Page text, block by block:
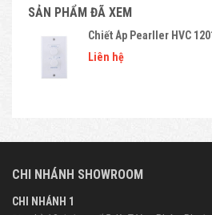
SẢN PHẨM ĐÃ XEM
Chiết Áp Pearller HVC
Liên hệ
CHI NHÁNH SHOWROOM
CHI NHÁNH 1